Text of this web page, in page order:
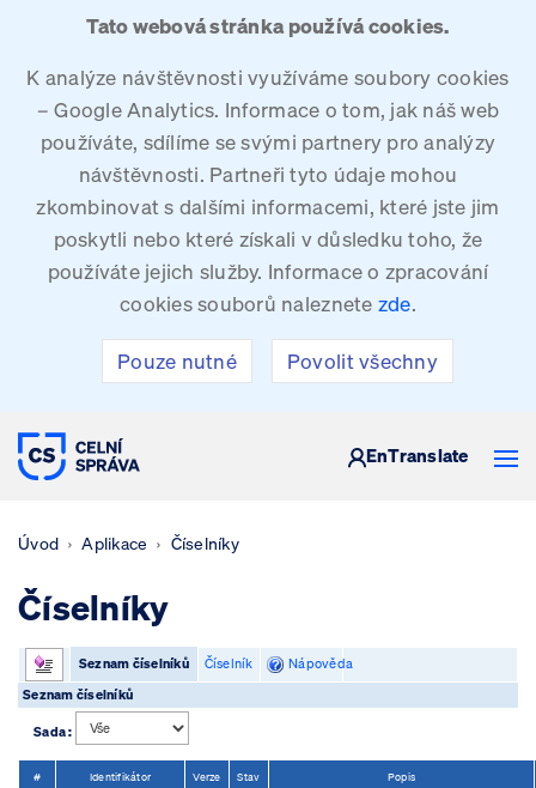
Tato webová stránka používá cookies.
K analýze návštěvnosti využíváme soubory cookies
– Google Analytics. Informace o tom, jak náš web
používáte, sdílíme se svými partnery pro analýzy
návštěvnosti. Partneři tyto údaje mohou
zkombinovat s dalšími informacemi, které jste jim
poskytli nebo které získali v důsledku toho, že
používáte jejich služby. Informace o zpracování
cookies souborů naleznete zde.
Pouze nutné Povolit všechny
CELNÍ SPRÁVA ČESKÉ REPUBLIKY
EnTranslate
Úvod Aplikace Číselníky
Číselníky
Seznam číselníků Číselník
Nápověda
Seznam číselníků
Sada :
# Identifikátor Verze Stav Popis